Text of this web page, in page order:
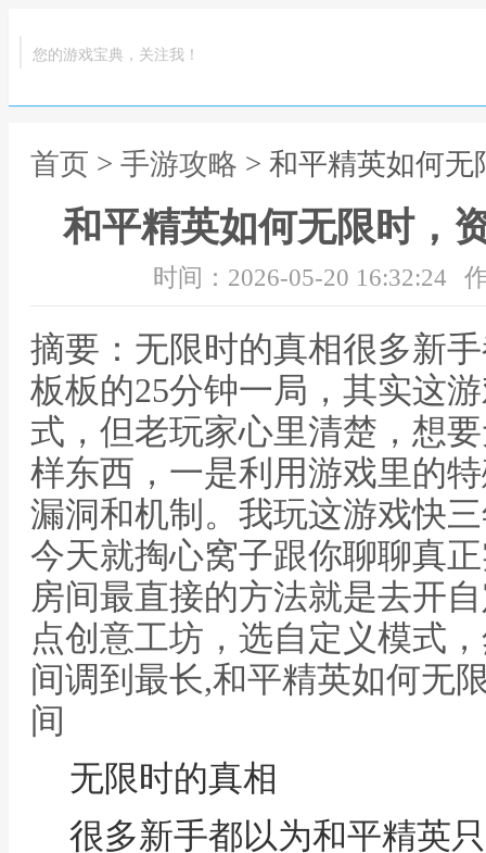
您的游戏宝典，关注我！
首页 > 手游攻略 > 和平精英如何
和平精英如何无限时，
时间：2026-05-20 16:32:24
摘要：无限时的真相很多新
板板的25分钟一局，其实这
式，但老玩家心里清楚，想
样东西，一是利用游戏里的
漏洞和机制。我玩这游戏快
今天就掏心窝子跟你聊聊真
房间最直接的方法就是去开
点创意工坊，选自定义模式
间调到最长,和平精英如何无
间
无限时的真相
很多新手都以为和平精英